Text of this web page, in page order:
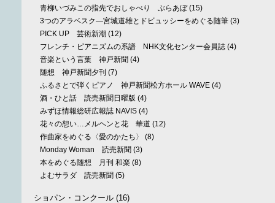
青柳いづみこの指先でおしゃべり ぶらあぼ(15)
3つのアラベスク—宮城道雄とドビュッシーをめぐる随筆 (3)
PICK UP 芸術新潮 (12)
フレンチ・ピアニズムの系譜 NHK文化センター会員誌 (4)
音楽という言葉 神戸新聞 (4)
随想 神戸新聞夕刊 (7)
ふるさとで弾くピアノ 神戸新聞松方ホール WAVE (4)
酒・ひと話 読売新聞日曜版 (4)
みずほ情報総研広報誌 NAVIS (4)
花々の想い…メルヘンと花 華道 (12)
作曲家をめぐる〈愛のかたち〉
(8)
Monday Woman 読売新聞 (3)
本をめぐる随想 月刊 和楽 (8)
よむサラダ 読売新聞 (5)
ショパン・コンクール (16)